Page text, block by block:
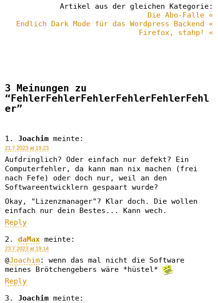
Artikel aus der gleichen Kategorie:
Die Abo-Falle «
Endlich Dark Mode für das Wordpress Backend «
Firefox, stahp! «
3 Meinungen zu
“FehlerFehlerFehlerFehlerFehlerFehl
er”
Joachim meinte:
21.7.2023 at 19:23
Aufdringlich? Oder einfach nur defekt? Ein
Computerfehler, da kann man nix machen (frei
nach Fefe) oder doch nur, weil an den
Softwareentwicklern gespaart wurde?
Okay, "Lizenzmanager"? Klar doch. Die wollen
einfach nur dein Bestes... Kann wech.
Reply
daMax meinte:
23.7.2023 at 19:14
@Joachim: wenn das mal nicht die Software
meines Brötchengebers wäre *hüstel*
Reply
Joachim meinte: